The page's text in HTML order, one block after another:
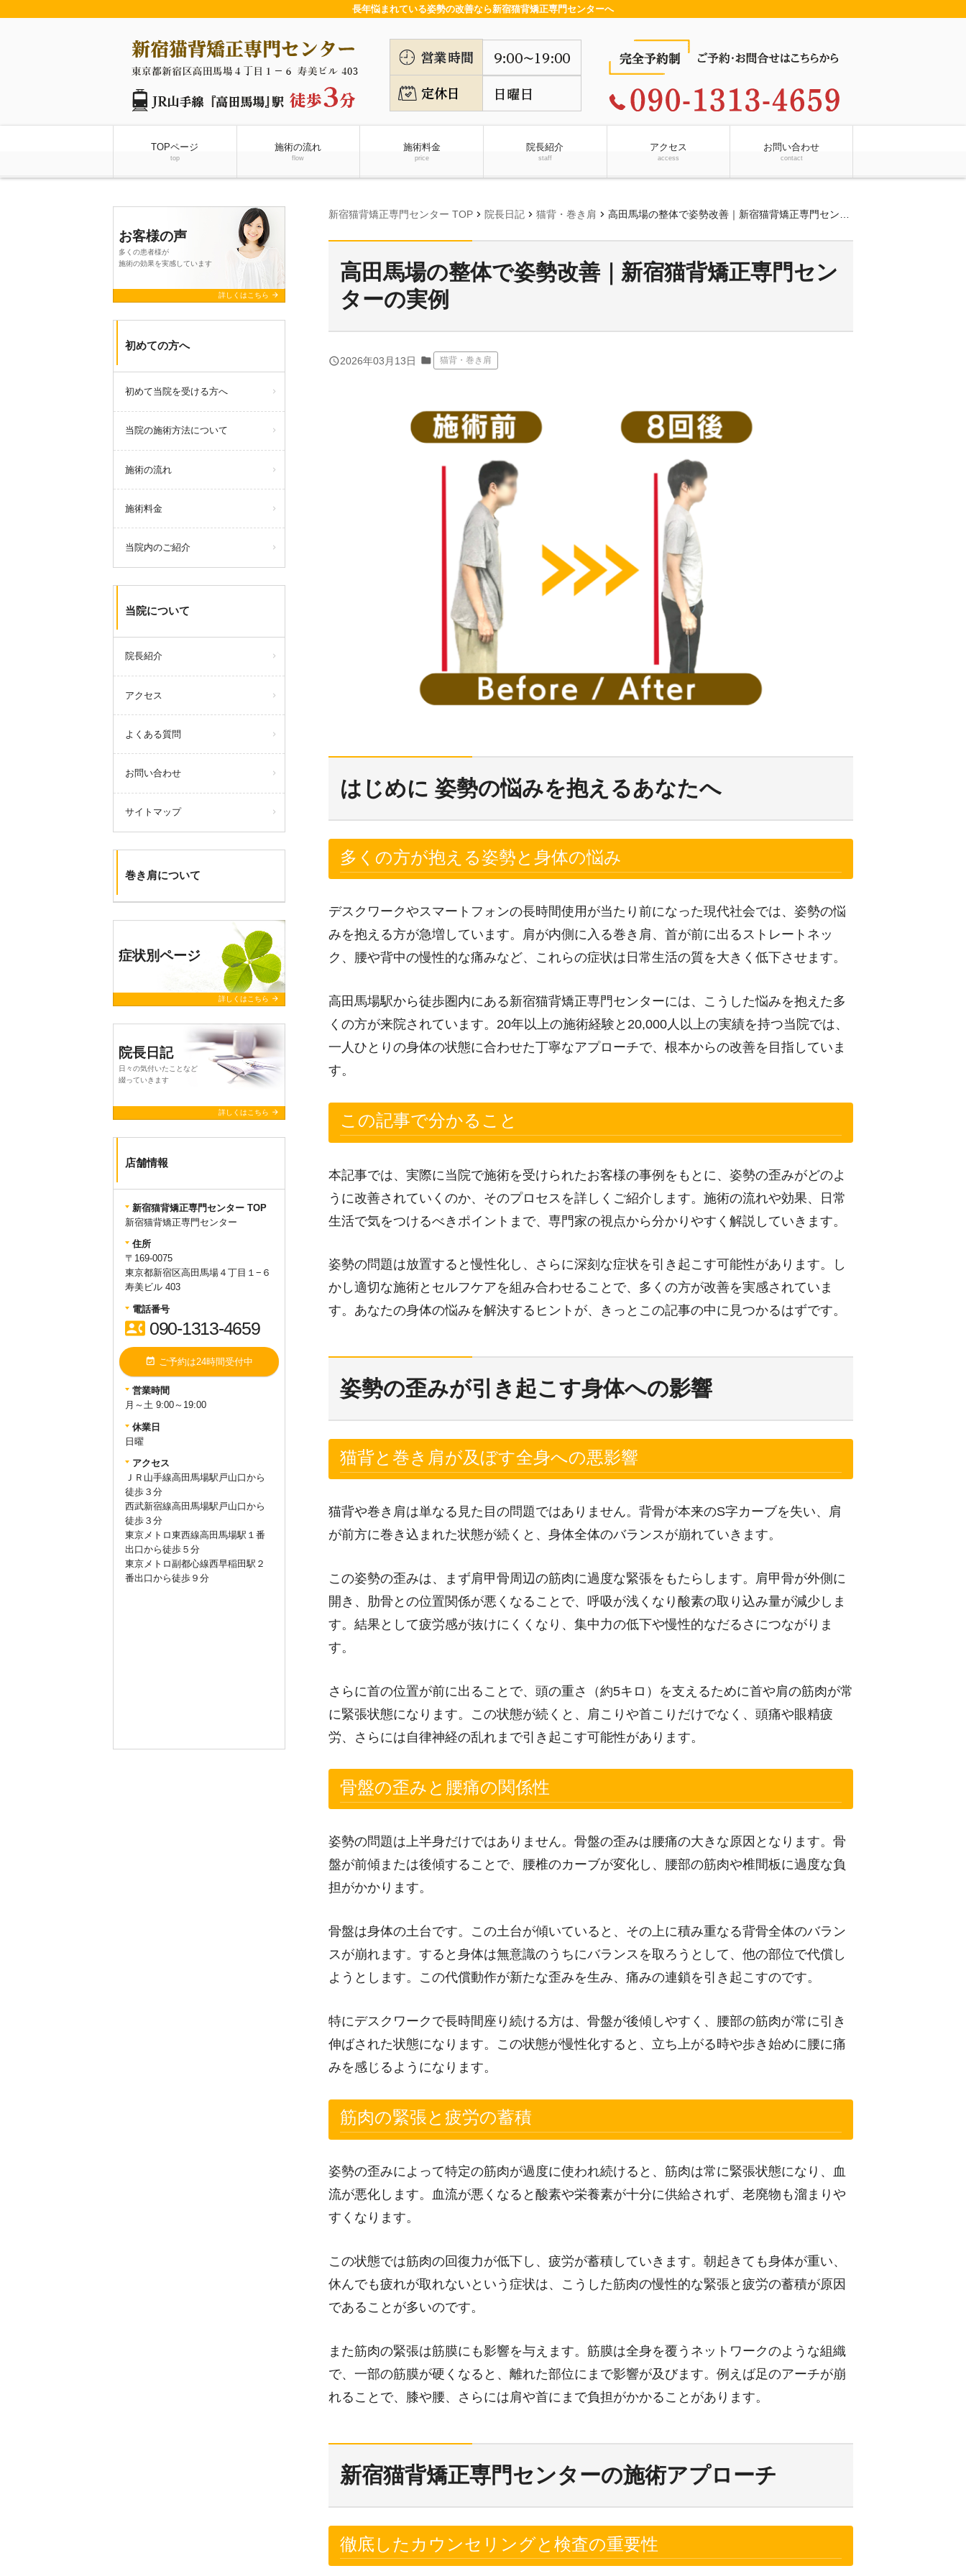
長年悩まれている姿勢の改善なら新宿猫背矯正専門センターへ
TOPページ
top
施術の流れ
flow
施術料金
price
院長紹介
staff
アクセス
access
お問い合わせ
contact
新宿猫背矯正専門センター TOP chevron_right 院長日記 chevron_right 猫背・巻き肩 chevron_right 高田馬場の整体で姿勢改善｜新宿猫背矯正専門センターの実例
高田馬場の整体で姿勢改善｜新宿猫背矯正専門セン
ターの実例
query_builder2026年03月13日 folder 猫背・巻き肩
はじめに 姿勢の悩みを抱えるあなたへ
多くの方が抱える姿勢と身体の悩み
デスクワークやスマートフォンの長時間使用が当たり前になった現代社会では、姿勢の悩
みを抱える方が急増しています。肩が内側に入る巻き肩、首が前に出るストレートネッ
ク、腰や背中の慢性的な痛みなど、これらの症状は日常生活の質を大きく低下させます。
高田馬場駅から徒歩圏内にある新宿猫背矯正専門センターには、こうした悩みを抱えた多
くの方が来院されています。20年以上の施術経験と20,000人以上の実績を持つ当院では、
一人ひとりの身体の状態に合わせた丁寧なアプローチで、根本からの改善を目指していま
す。
この記事で分かること
本記事では、実際に当院で施術を受けられたお客様の事例をもとに、姿勢の歪みがどのよ
うに改善されていくのか、そのプロセスを詳しくご紹介します。施術の流れや効果、日常
生活で気をつけるべきポイントまで、専門家の視点から分かりやすく解説していきます。
姿勢の問題は放置すると慢性化し、さらに深刻な症状を引き起こす可能性があります。し
かし適切な施術とセルフケアを組み合わせることで、多くの方が改善を実感されていま
す。あなたの身体の悩みを解決するヒントが、きっとこの記事の中に見つかるはずです。
姿勢の歪みが引き起こす身体への影響
猫背と巻き肩が及ぼす全身への悪影響
猫背や巻き肩は単なる見た目の問題ではありません。背骨が本来のS字カーブを失い、肩
が前方に巻き込まれた状態が続くと、身体全体のバランスが崩れていきます。
この姿勢の歪みは、まず肩甲骨周辺の筋肉に過度な緊張をもたらします。肩甲骨が外側に
開き、肋骨との位置関係が悪くなることで、呼吸が浅くなり酸素の取り込み量が減少しま
す。結果として疲労感が抜けにくくなり、集中力の低下や慢性的なだるさにつながりま
す。
さらに首の位置が前に出ることで、頭の重さ（約5キロ）を支えるために首や肩の筋肉が常
に緊張状態になります。この状態が続くと、肩こりや首こりだけでなく、頭痛や眼精疲
労、さらには自律神経の乱れまで引き起こす可能性があります。
骨盤の歪みと腰痛の関係性
姿勢の問題は上半身だけではありません。骨盤の歪みは腰痛の大きな原因となります。骨
盤が前傾または後傾することで、腰椎のカーブが変化し、腰部の筋肉や椎間板に過度な負
担がかかります。
骨盤は身体の土台です。この土台が傾いていると、その上に積み重なる背骨全体のバラン
スが崩れます。すると身体は無意識のうちにバランスを取ろうとして、他の部位で代償し
ようとします。この代償動作が新たな歪みを生み、痛みの連鎖を引き起こすのです。
特にデスクワークで長時間座り続ける方は、骨盤が後傾しやすく、腰部の筋肉が常に引き
伸ばされた状態になります。この状態が慢性化すると、立ち上がる時や歩き始めに腰に痛
みを感じるようになります。
筋肉の緊張と疲労の蓄積
姿勢の歪みによって特定の筋肉が過度に使われ続けると、筋肉は常に緊張状態になり、血
流が悪化します。血流が悪くなると酸素や栄養素が十分に供給されず、老廃物も溜まりや
すくなります。
この状態では筋肉の回復力が低下し、疲労が蓄積していきます。朝起きても身体が重い、
休んでも疲れが取れないという症状は、こうした筋肉の慢性的な緊張と疲労の蓄積が原因
であることが多いのです。
また筋肉の緊張は筋膜にも影響を与えます。筋膜は全身を覆うネットワークのような組織
で、一部の筋膜が硬くなると、離れた部位にまで影響が及びます。例えば足のアーチが崩
れることで、膝や腰、さらには肩や首にまで負担がかかることがあります。
新宿猫背矯正専門センターの施術アプローチ
徹底したカウンセリングと検査の重要性
お客様の声
多くの患者様が
施術の効果を実感しています
詳しくはこちら arrow_forward
初めての方へ
初めて当院を受ける方へ
当院の施術方法について
施術の流れ
施術料金
当院内のご紹介
当院について
院長紹介
アクセス
よくある質問
お問い合わせ
サイトマップ
巻き肩について
症状別ページ
詳しくはこちら arrow_forward
院長日記
日々の気付いたことなど
綴っていきます
詳しくはこちら arrow_forward
店舗情報
新宿猫背矯正専門センター TOP
新宿猫背矯正専門センター
住所
〒169-0075
東京都新宿区高田馬場４丁目１−６
寿美ビル 403
電話番号
contact_phone 090-1313-4659
event_available ご予約は24時間受付中
営業時間
月～土 9:00～19:00
休業日
日曜
アクセス
ＪＲ山手線高田馬場駅戸山口から
徒歩３分
西武新宿線高田馬場駅戸山口から
徒歩３分
東京メトロ東西線高田馬場駅１番
出口から徒歩５分
東京メトロ副都心線西早稲田駅２
番出口から徒歩９分